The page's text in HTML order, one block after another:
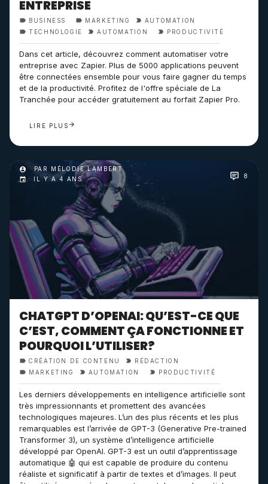
ENTREPRISE
BUSINESS MARKETING
AUTOMATION
TECHNOLOGIE
AUTOMATION PRODUCTIVITÉ
Dans cet article, découvrez comment automatiser votre
entreprise avec Zapier. Plus de 5000 applications peuvent
être connectées ensemble pour vous faire gagner du temps
et de la productivité. Profitez de l'offre spéciale de La
Tranchée pour accéder gratuitement au forfait Zapier Pro.
LIRE PLUS
CHATGPT D’OPENAI: QU’EST-CE QUE
C’EST, COMMENT ÇA FONCTIONNE ET
POURQUOI L’UTILISER?
CRÉATION DE CONTENU
RÉDACTION
MARKETING
AUTOMATION PRODUCTIVITÉ
Les derniers développements en intelligence artificielle sont
très impressionnants et promettent des avancées
technologiques majeures. L’un des plus récents et les plus
remarquables est l’arrivée de GPT-3 (Generative Pre-trained
Transformer 3), un système d’intelligence artificielle
développé par OpenAI. GPT-3 est un outil d’apprentissage
automatique 🤖 qui est capable de produire du contenu
réaliste et significatif à partir de textes et d’images. Il peut
PAR MÉLODIE LAMBERT
IL Y A 4 ANS
8